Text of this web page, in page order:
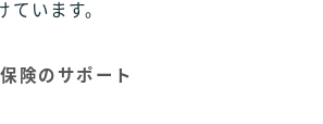
ています。
険のサポート